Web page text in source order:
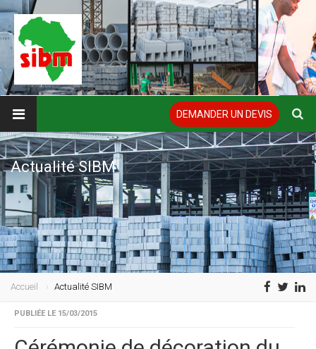
DEMANDER UN DEVIS
Actualité SIBM
Accueil Actualité SIBM
PUBLIÉE LE 15/03/2015